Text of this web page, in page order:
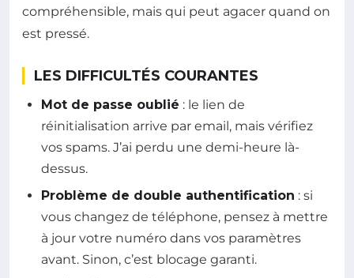
compréhensible, mais qui peut agacer quand on
est pressé.
LES DIFFICULTÉS COURANTES
Mot de passe oublié : le lien de
réinitialisation arrive par email, mais vérifiez
vos spams. J’ai perdu une demi-heure là-
dessus.
Problème de double authentification : si
vous changez de téléphone, pensez à mettre
à jour votre numéro dans vos paramètres
avant. Sinon, c’est blocage garanti.